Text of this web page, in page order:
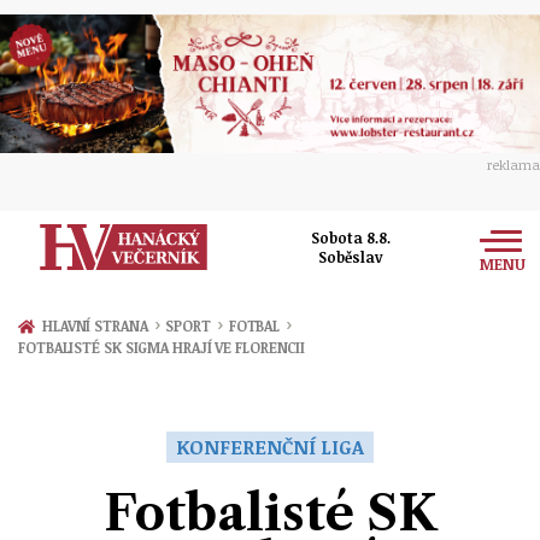
reklama
Sobota 8.8.
Soběslav
MENU
Zprávy
Ekonomika
HLAVNÍ STRANA › SPORT › FOTBAL ›
FOTBALISTÉ SK SIGMA HRAJÍ VE FLORENCII
KONFERENČNÍ LIGA
Fotbalisté SK